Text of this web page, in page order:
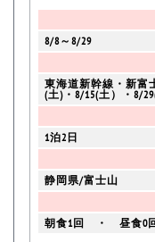
8/8～8/29
東海道新幹線・新
(土)・8/15(土）・8/
1泊2日
静岡県/富士山
朝食1回 ・ 昼食0